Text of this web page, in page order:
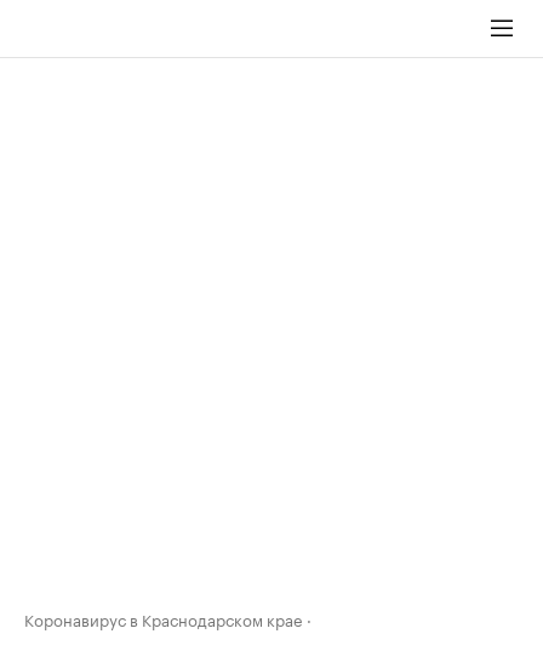
Коронавирус в Краснодарском крае